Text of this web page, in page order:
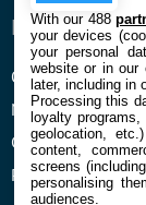
ENTREPRISE
Qui sommes nous
Mentions légales
Confidentialité et
Préférences
With our 488
your devices
your personal
website or in our
later, including in
Processing this
loyalty
geolocation,
content,
screens
personalising
audiences.